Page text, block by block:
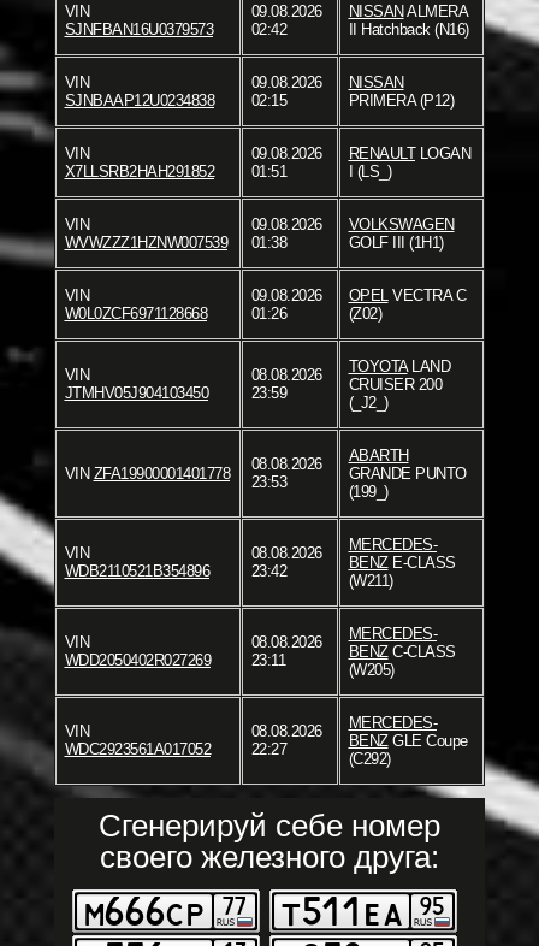
VIN
SJNFBAN16U0379573
09.08.2026
02:42
NISSANALMERA
II Hatchback (N16)
VIN
SJNBAAP12U0234838
09.08.2026
02:15
NISSAN
PRIMERA (P12)
VIN
X7LLSRB2HAH291852
09.08.2026
01:51
RENAULTLOGAN
I (LS_)
VIN
WVWZZZ1HZNW007539
09.08.2026
01:38
VOLKSWAGEN
GOLF III (1H1)
VIN
W0L0ZCF6971128668
09.08.2026
01:26
OPEL VECTRA C
(Z02)
VIN
JTMHV05J904103450
08.08.2026
23:59
TOYOTALAND
CRUISER 200
(_J2_)
VIN ZFA19900001401778
08.08.2026
23:53
ABARTH
GRANDE PUNTO
(199_)
VIN
WDB2110521B354896
08.08.2026
23:42
MERCEDES-
BENZE-CLASS
(W211)
VIN
WDD2050402R027269
08.08.2026
23:11
MERCEDES-
BENZC-CLASS
(W205)
VIN
WDC2923561A017052
08.08.2026
22:27
MERCEDES-
BENZGLE Coupe
(C292)
Сгенерируй себе номер
своего железного друга: